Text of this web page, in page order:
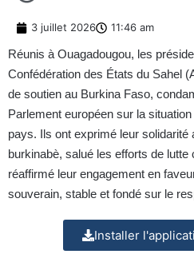
3 juillet 2026 11:46 am
Réunis à Ouagadougou, les
Confédération des États du Sahel
de soutien au Burkina Faso,
Parlement européen sur la
pays. Ils ont exprimé leur
burkinabè, salué les efforts de
réaffirmé leur engagement en
souverain, stable et fondé sur le
Installer